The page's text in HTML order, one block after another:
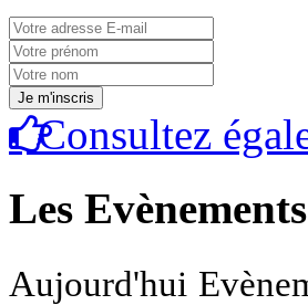
Consultez
Les Evènements
Aujourd'hui